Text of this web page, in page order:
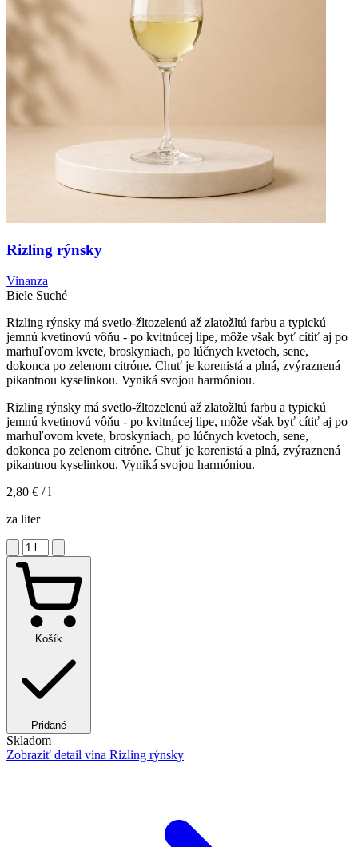
Rizling rýnsky
Vinanza
Biele Suché
Rizling rýnsky má svetlo-žltozelenú až zlatožltú farbu a typickú
jemnú kvetinovú vôňu - po kvitnúcej lipe, môže však byť cítiť aj po
marhuľovom kvete, broskyniach, po lúčnych kvetoch, sene,
dokonca po zelenom citróne. Chuť je korenistá a plná, zvýraznená
pikantnou kyselinkou. Vyniká svojou harmóniou.
Rizling rýnsky má svetlo-žltozelenú až zlatožltú farbu a typickú
jemnú kvetinovú vôňu - po kvitnúcej lipe, môže však byť cítiť aj po
marhuľovom kvete, broskyniach, po lúčnych kvetoch, sene,
dokonca po zelenom citróne. Chuť je korenistá a plná, zvýraznená
pikantnou kyselinkou. Vyniká svojou harmóniou.
2,80 € / l
za liter
Košík
Pridané
Skladom
Zobraziť detail vína Rizling rýnsky